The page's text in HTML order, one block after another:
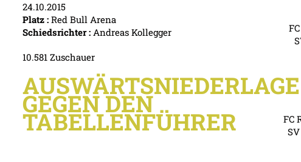
24.10.2015
Platz :Red Bull Arena
Schiedsrichter :Andreas Kollegger
10.581 Zuschauer
AUSWÄRTSNIEDERLAGE
GEGEN DEN
TABELLENFÜHRER FC